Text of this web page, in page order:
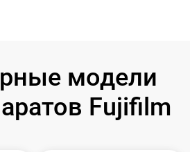
модели
Fujifilm